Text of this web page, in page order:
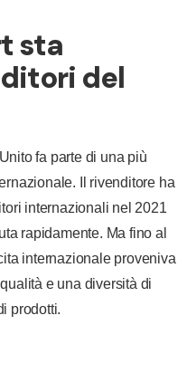
sta
del
fa parte di una più
Il rivenditore ha
internazionali nel 2021
rapidamente. Ma fino al
internazionale proveniva
e una diversità di
prodotti.